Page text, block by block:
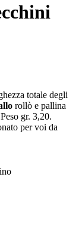
totale degli
rollò e pallina
gr. 3,20.
per voi da